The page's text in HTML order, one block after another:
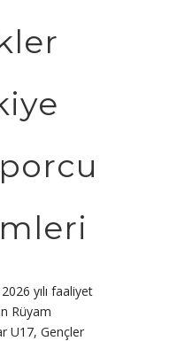
yılı faaliyet
Rüyam
U17, Gençler